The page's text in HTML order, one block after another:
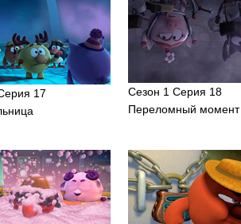
17
Сезон 1 Серия 18
Переломный момент